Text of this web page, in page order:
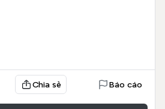
Chia sẻ Báo cáo